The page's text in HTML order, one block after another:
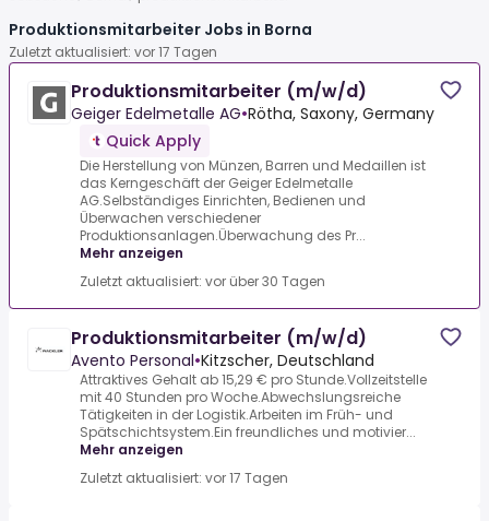
Produktionsmitarbeiter Jobs in Borna
Zuletzt aktualisiert: vor 17 Tagen
Produktionsmitarbeiter (m/w/d)
Geiger Edelmetalle AG•Rötha, Saxony, Germany
Quick Apply
Die Herstellung von Münzen, Barren und Medaillen ist
das Kerngeschäft der Geiger Edelmetalle
AG.Selbständiges Einrichten, Bedienen und
Überwachen verschiedener
Produktionsanlagen.Überwachung des Pr...
Mehr anzeigen
Zuletzt aktualisiert: vor über 30 Tagen
Produktionsmitarbeiter (m/w/d)
Avento Personal•Kitzscher, Deutschland
Attraktives Gehalt ab 15,29 € pro Stunde.Vollzeitstelle
mit 40 Stunden pro Woche.Abwechslungsreiche
Tätigkeiten in der Logistik.Arbeiten im Früh- und
Spätschichtsystem.Ein freundliches und motivier...
Mehr anzeigen
Zuletzt aktualisiert: vor 17 Tagen